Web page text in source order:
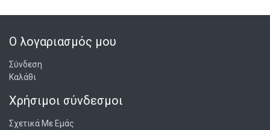
Ο λογαριασμός μου
Σύνδεση
Καλάθι
Χρήσιμοι σύνδεσμοι
Σχετικά Με Εμάς